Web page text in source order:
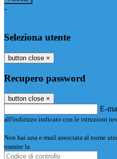
-
Seleziona utente
button close ×
Recupero password
button close ×
E-
all'indirizzo indicato con le istruzioni
Non hai una e-mail associata al nome
tramite la